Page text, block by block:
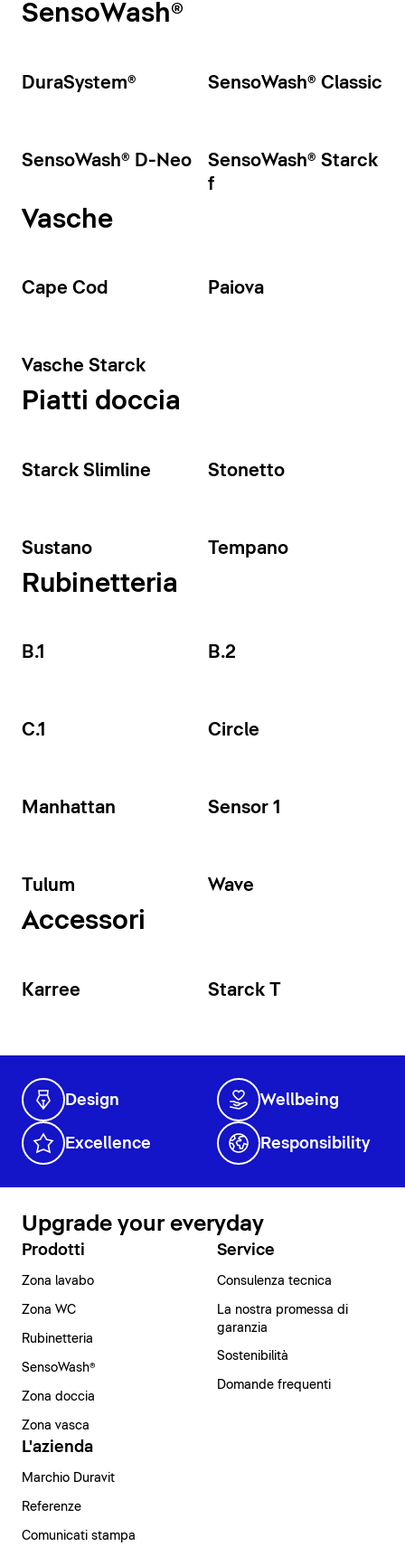
SensoWash®
DuraSystem® SensoWash® Classic
SensoWash® D-Neo
SensoWash® Starck
f
Vasche
Cape Cod Paiova
Vasche Starck
Piatti doccia
Starck Slimline Stonetto
Sustano Tempano
Rubinetteria
B.1 B.2
C.1 Circle
Manhattan Sensor 1
Tulum Wave
Accessori
Karree Starck T
Design Wellbeing
Excellence Responsibility
Upgrade your everyday
Prodotti
Zona lavabo
Zona WC
Rubinetteria
SensoWash®
Zona doccia
Zona vasca
Service
Consulenza tecnica
La nostra promessa di
garanzia
Sostenibilità
Domande frequenti
L'azienda
Marchio Duravit
Referenze
Comunicati stampa